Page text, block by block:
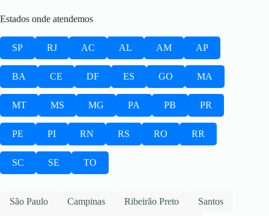
Estados onde atendemos
SP RJ AC AL AM AP
BA CE DF ES GO MA
MT MS MG PA PB PR
PE PI RN RS RO RR
SC SE TO
São Paulo Campinas Ribeirão Preto
Santos